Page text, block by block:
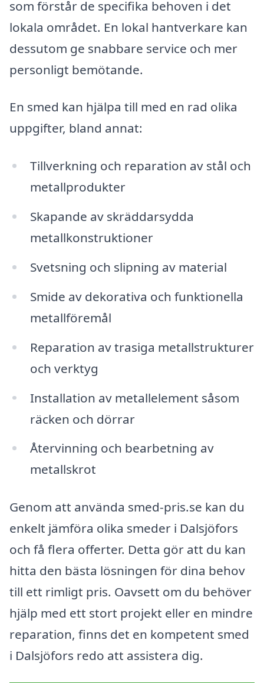
som förstår de specifika behoven i det
lokala området. En lokal hantverkare kan
dessutom ge snabbare service och mer
personligt bemötande.
En smed kan hjälpa till med en rad olika
uppgifter, bland annat:
Tillverkning och reparation av stål och
metallprodukter
Skapande av skräddarsydda
metallkonstruktioner
Svetsning och slipning av material
Smide av dekorativa och funktionella
metallföremål
Reparation av trasiga metallstrukturer
och verktyg
Installation av metallelement såsom
räcken och dörrar
Återvinning och bearbetning av
metallskrot
Genom att använda smed-pris.se kan du
enkelt jämföra olika smeder i Dalsjöfors
och få flera offerter. Detta gör att du kan
hitta den bästa lösningen för dina behov
till ett rimligt pris. Oavsett om du behöver
hjälp med ett stort projekt eller en mindre
reparation, finns det en kompetent smed
i Dalsjöfors redo att assistera dig.